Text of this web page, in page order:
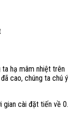
hạ mâm nhiệt trên
cao, chúng ta chú ý
cài đặt tiến về 0.